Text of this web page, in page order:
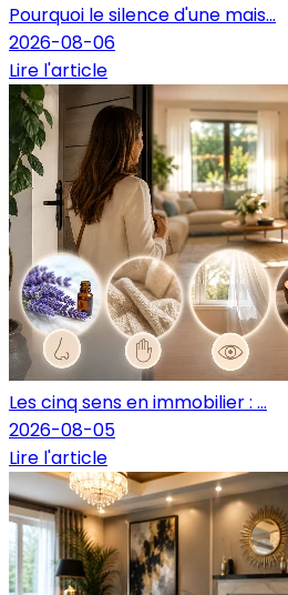
Pourquoi le silence d'une mais...
2026-08-06
Lire l'article
Les cinq sens en immobilier : ...
2026-08-05
Lire l'article